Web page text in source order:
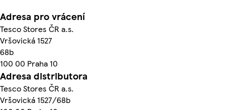
Adresa pro vrácení
Tesco Stores ČR a.s.
Vršovická 1527
68b
100 00 Praha 10
Adresa distributora
Tesco Stores ČR a.s.
Vršovická 1527/68b